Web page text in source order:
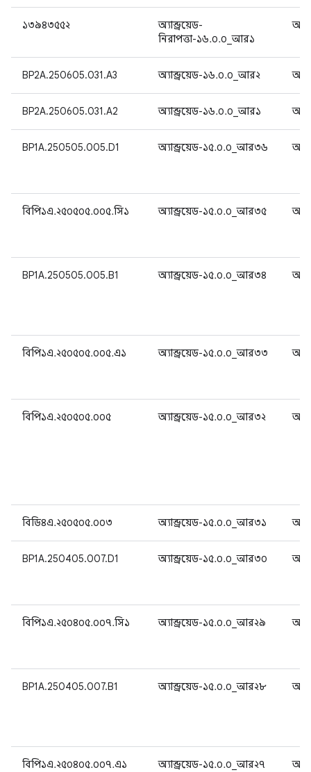
১৩৯৪৩৫৫২
অ্যান্ড্রয়েড-
নিরাপত্তা-১৬.০.০_আর১
BP2A.250605.031.A3 অ্যান্ড্রয়েড-১৬.০.০_আর২
BP2A.250605.031.A2 অ্যান্ড্রয়েড-১৬.০.০_আর১
BP1A.250505.005.D1 অ্যান্ড্রয়েড-১৫.০.০_আর৩৬
বিপি১এ.২৫০৫০৫.০০৫.সি১ অ্যান্ড্রয়েড-১৫.০.০_আর৩৫
BP1A.250505.005.B1 অ্যান্ড্রয়েড-১৫.০.০_আর৩৪
বিপি১এ.২৫০৫০৫.০০৫.এ১ অ্যান্ড্রয়েড-১৫.০.০_আর৩৩
বিপি১এ.২৫০৫০৫.০০৫ অ্যান্ড্রয়েড-১৫.০.০_আর৩২
বিডি৪এ.২৫০৫০৫.০০৩ অ্যান্ড্রয়েড-১৫.০.০_আর৩১
BP1A.250405.007.D1 অ্যান্ড্রয়েড-১৫.০.০_আর৩০
বিপি১এ.২৫০৪০৫.০০৭.সি১ অ্যান্ড্রয়েড-১৫.০.০_আর২৯
BP1A.250405.007.B1 অ্যান্ড্রয়েড-১৫.০.০_আর২৮
বিপি১এ.২৫০৪০৫.০০৭.এ১ অ্যান্ড্রয়েড-১৫.০.০_আর২৭